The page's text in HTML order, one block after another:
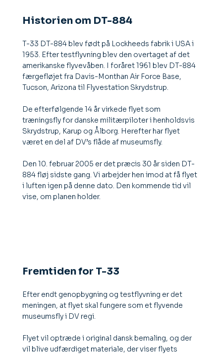
Fremtiden for T-33
Efter endt genopbygning og testflyvning er det
meningen, at flyet skal fungere som et flyvende
museumsfly i DV regi.
Flyet vil optræde i original dansk bemaling, og der
vil blive udfærdiget materiale, der viser flyets
Historien om DT-884
T-33 DT-884 blev født på Lockheeds fabrik i USA i
1953. Efter testflyvning blev den overtaget af det
amerikanske flyvevåben. I foråret 1961 blev DT-884
færgefløjet fra Davis-Monthan Air Force Base,
Tucson, Arizona til Flyvestation Skrydstrup.
De efterfølgende 14 år virkede flyet som
træningsfly for danske militærpiloter i henholdsvis
Skrydstrup, Karup og Ålborg. Herefter har flyet
været en del af DV’s flåde af museumsfly.
Den 10. februar 2005 er det præcis 30 år siden DT-
884 fløj sidste gang. Vi arbejder hen imod at få flyet
i luften igen på denne dato. Den kommende tid vil
vise, om planen holder.